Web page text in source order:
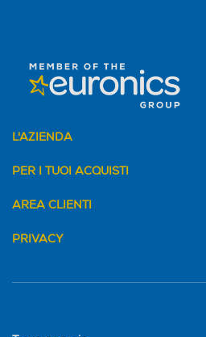
L'AZIENDA
PER I TUOI ACQUISTI
AREA CLIENTI
PRIVACY